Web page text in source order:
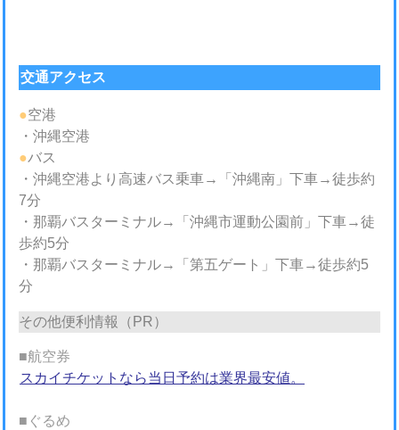
交通アクセス
●空港
・沖縄空港
●バス
・沖縄空港より高速バス乗車→「沖縄南」下車→徒歩約
7分
・那覇バスターミナル→「沖縄市運動公園前」下車→徒
歩約5分
・那覇バスターミナル→「第五ゲート」下車→徒歩約5
分
その他便利情報（PR）
■航空券
スカイチケットなら当日予約は業界最安値。
■ぐるめ